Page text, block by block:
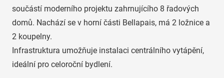
součástí moderního projektu zahrnujícího 8 řadových
domů. Nachází se v horní části Bellapais, má 2 ložnice a
2 koupelny.
Infrastruktura umožňuje instalaci centrálního vytápění,
ideální pro celoroční bydlení.